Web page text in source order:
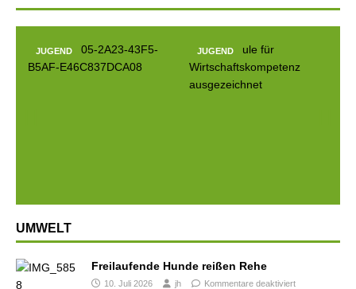
JUGEND
UMWELT
Freilaufende Hunde reißen Rehe
10. Juli 2026 jh Kommentare deaktiviert